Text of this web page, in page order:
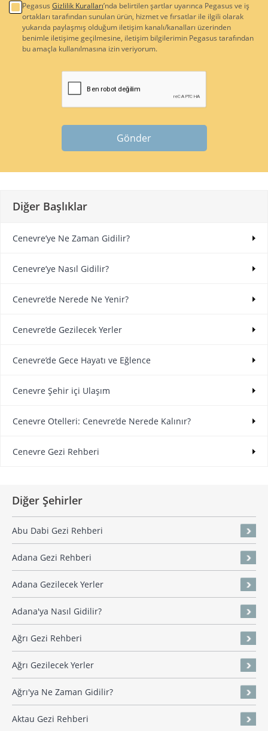
Pegasus Gizlilik Kuralları’nda belirtilen şartlar uyarınca Pegasus ve iş
ortakları tarafından sunulan ürün, hizmet ve fırsatlar ile ilgili olarak
yukarıda paylaşmış olduğum iletişim kanalı/kanalları üzerinden
benimle iletişime geçilmesine, iletişim bilgilerimin Pegasus tarafından
bu amaçla kullanılmasına izin veriyorum.
Gönder
Diğer Başlıklar
Cenevre’ye Ne Zaman Gidilir?
Cenevre’ye Nasıl Gidilir?
Cenevre’de Nerede Ne Yenir?
Cenevre’de Gezilecek Yerler
Cenevre’de Gece Hayatı ve Eğlence
Cenevre Şehir içi Ulaşım
Cenevre Otelleri: Cenevre’de Nerede Kalınır?
Cenevre Gezi Rehberi
Diğer Şehirler
Abu Dabi Gezi Rehberi
Adana Gezi Rehberi
Adana Gezilecek Yerler
Adana'ya Nasıl Gidilir?
Ağrı Gezi Rehberi
Ağrı Gezilecek Yerler
Ağrı'ya Ne Zaman Gidilir?
Aktau Gezi Rehberi